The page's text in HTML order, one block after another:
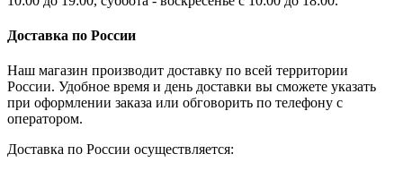
Доставка по России
Наш магазин производит доставку по всей территории
России. Удобное время и день доставки вы сможете указать
при оформлении заказа или обговорить по телефону с
оператором.
Доставка по России осуществляется: